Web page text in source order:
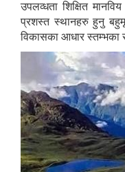
उपलव्धता शिक्षित
प्रशस्त स्थानहरु हुनु
विकासका आधार स्तम्भका